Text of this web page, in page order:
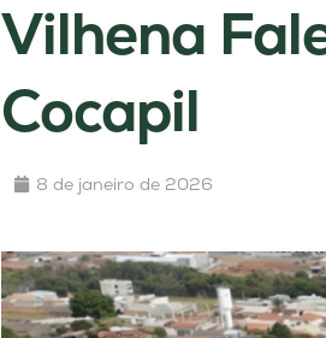
Vilhena
Cocapil
8 de janeiro de 2026